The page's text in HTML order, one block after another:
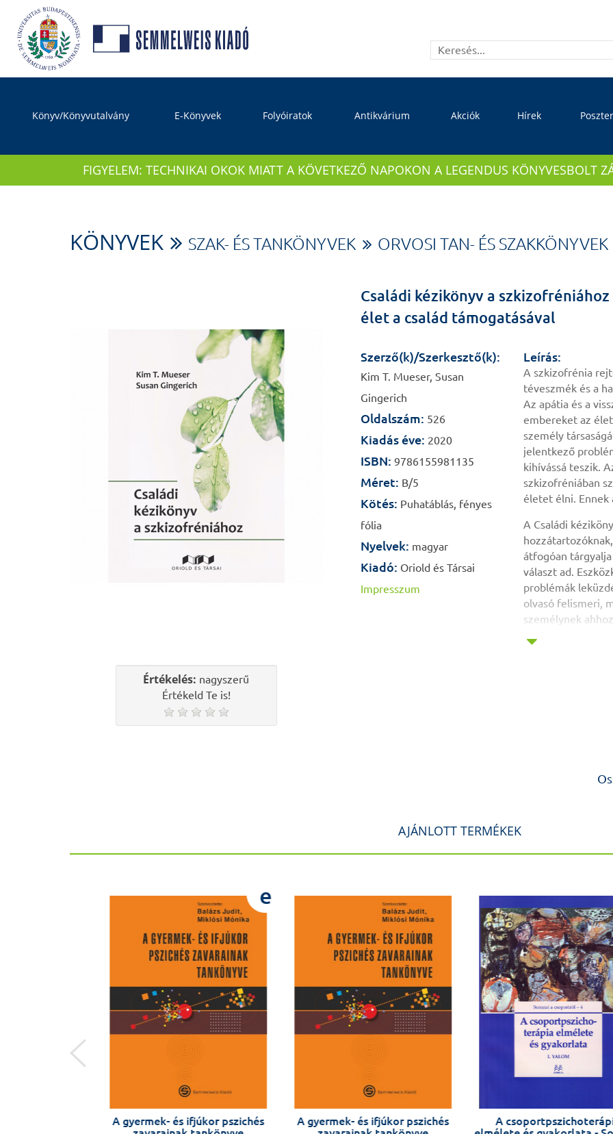
Könyv/Könyvutalvány E-Könyvek Folyóiratok Antikvárium Akciók Hírek
FIGYELEM: TECHNIKAI OKOK MIATT A KÖVETKEZŐ NAPOKON A LEGENDUS KÖNYVESBOLT
KÖNYVEK SZAK- ÉS TANKÖNYVEK ORVOSI TAN- ÉS SZAKKÖNYVEK
Értékelés: nagyszerű
Értékeld Te is!
Családi kézikönyv a szkizofréniához
élet a család támogatásával
Szerző(k)/Szerkesztő(k):
Kim T. Mueser, Susan
Gingerich
Oldalszám: 526
Kiadás éve: 2020
ISBN: 9786155981135
Méret: B/5
Kötés: Puhatáblás, fényes
fólia
Nyelvek: magyar
Kiadó: Oriold és Társai
Impresszum
Leírás:
A szkizofrénia
téveszmék és a
Az apátia és a
embereket az
személy
jelentkező
kihívássá teszik.
szkizofréniában
életet élni. Ennek
A Családi
átfogóan
választ ad.
problémák
olvasó felismeri,
személynek
tárgyalása során
Stresszkezelés,
Munka és tanulás,
Megbélyegzés és
A könyv külön
fejezetben fejti ki
Hosszan beszél
kihívásokkal
megoldás.
AJÁNLOTT TERMÉKEK
e
A gyermek- és ifjúkor pszichés
A gyermek- és ifjúkor pszichés
A